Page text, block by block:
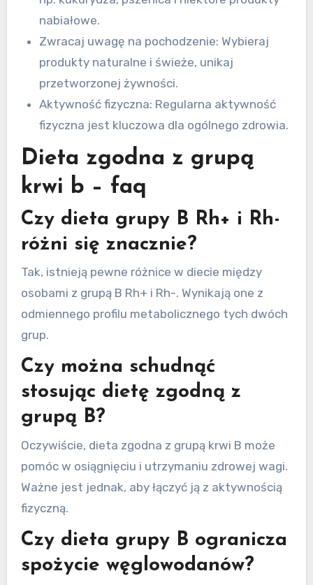
nabiałowe.
Zwracaj uwagę na pochodzenie: Wybieraj
produkty naturalne i świeże, unikaj
przetworzonej żywności.
Aktywność fizyczna: Regularna aktywność
fizyczna jest kluczowa dla ogólnego zdrowia.
Dieta zgodna z grupą
krwi b – faq
Czy dieta grupy B Rh+ i Rh-
różni się znacznie?
Tak, istnieją pewne różnice w diecie między
osobami z grupą B Rh+ i Rh-. Wynikają one z
odmiennego profilu metabolicznego tych dwóch
grup.
Czy można schudnąć
stosując dietę zgodną z
grupą B?
Oczywiście, dieta zgodna z grupą krwi B może
pomóc w osiągnięciu i utrzymaniu zdrowej wagi.
Ważne jest jednak, aby łączyć ją z aktywnością
fizyczną.
Czy dieta grupy B ogranicza
spożycie węglowodanów?